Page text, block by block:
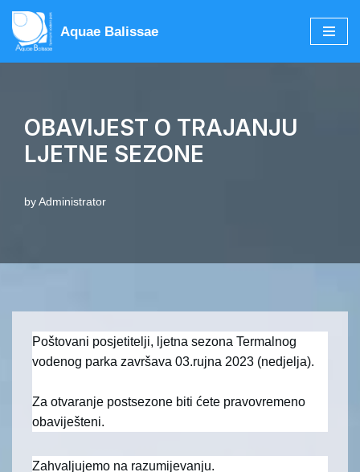
Skip
to
Aquae Balissae
OBAVIJEST O TRAJANJU
LJETNE SEZONE
byAdministrator
Poštovani posjetitelji, ljetna sezona Termalnog
vodenog parka završava 03.rujna 2023 (nedjelja).
Za otvaranje postsezone biti ćete pravovremeno
obaviješteni.
Zahvaljujemo na razumijevanju.